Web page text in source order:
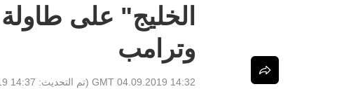
الخليج" على
وترامب
14:32 GMT 04.09.2019 (تم التحديث: 14:37 GMT 04.09.2019